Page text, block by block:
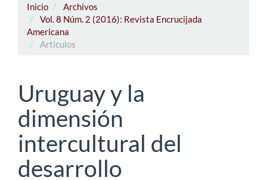
Inicio
Archivos
Vol. 8 Núm. 2 (2016): Revista Encrucijada
Americana
Artículos
Uruguay y la
dimensión
intercultural del
desarrollo